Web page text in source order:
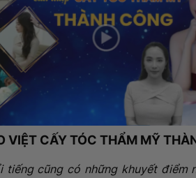
VIỆT CẤY TÓC THẨM MỸ
tiếng cũng có những khuyết điểm